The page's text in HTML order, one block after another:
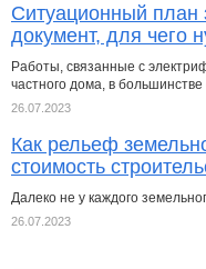
Ситуационный план
документ, для чего
Работы, связанные с
частного дома, в большинстве
26.07.2023
Как рельеф
стоимость
Далеко не у каждого
26.07.2023